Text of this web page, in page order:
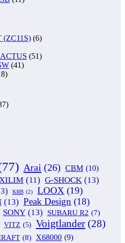
(ZC11S) (6)
(51)
(41)
Arai (26) CBM (10)
(11) G-SHOCK (13)
KRB (2) LOOX (19)
(13) Peak Design (18)
SONY (13) SUBARU R2 (7)
VITZ (5) Voigtlander (28)
(8) X68000 (9)